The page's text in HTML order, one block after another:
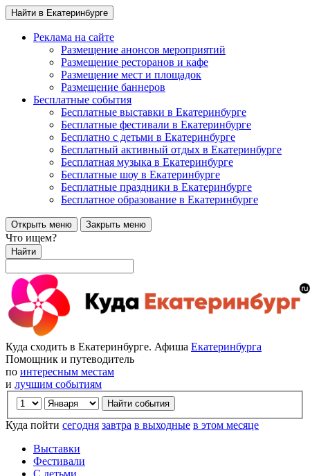
Найти в Екатеринбурге
Реклама на сайте
Размещение анонсов мероприятий
Размещение ресторанов и кафе
Размещение мест и площадок
Размещение баннеров
Бесплатные события
Бесплатные выставки в Екатеринбурге
Бесплатные фестивали в Екатеринбурге
Бесплатно с детьми в Екатеринбурге
Бесплатный активный отдых в Екатеринбурге
Бесплатная музыка в Екатеринбурге
Бесплатные шоу в Екатеринбурге
Бесплатные праздники в Екатеринбурге
Бесплатное образование в Екатеринбурге
Открыть меню Закрыть меню
Что ищем?
Найти
Куда сходить в Екатеринбурге. Афиша Екатеринбурга
Помощник и путеводитель
по интересным местам
и лучшим событиям
Куда пойти сегодня завтра в выходные в этом месяце
Выставки
Фестивали
С детьми